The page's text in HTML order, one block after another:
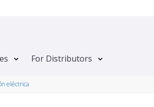
For Distributors
eléctrica